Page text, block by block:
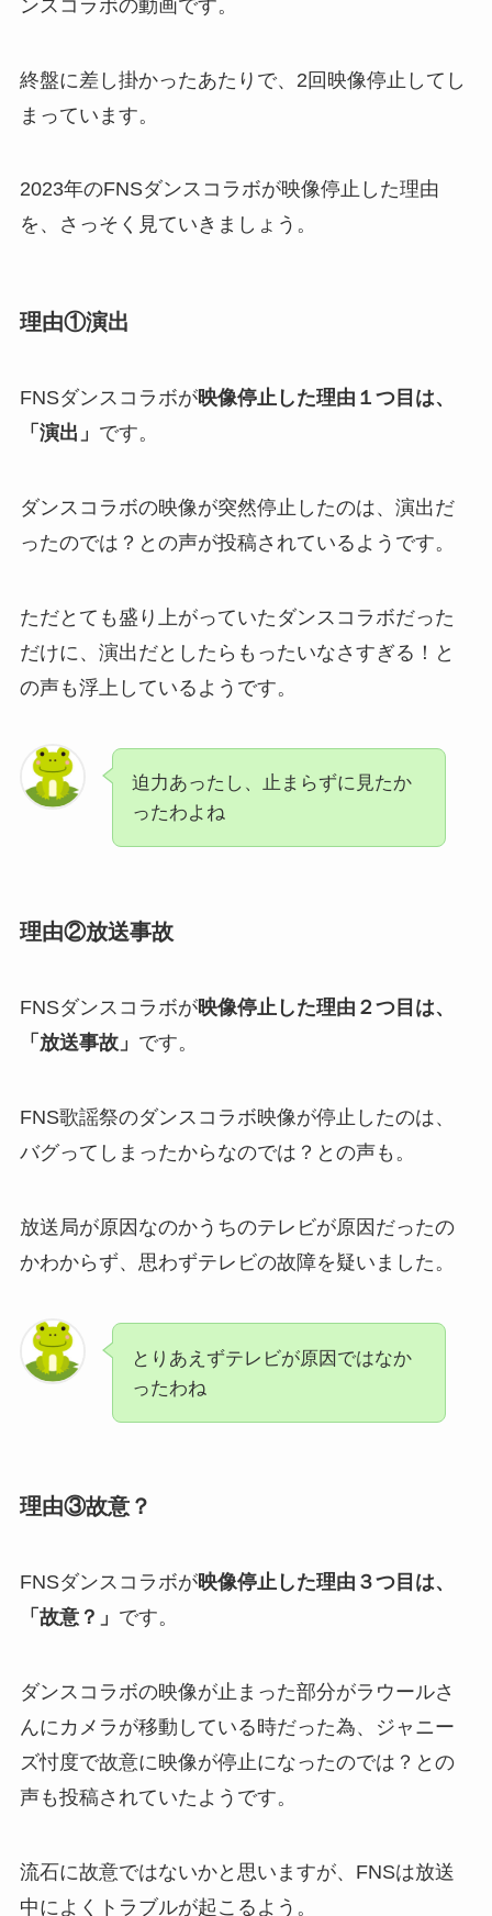
ンスコラボの動画です。
終盤に差し掛かったあたりで、2回映像停止してし
まっています。
2023年のFNSダンスコラボが映像停止した理由
を、さっそく見ていきましょう。
理由①演出
FNSダンスコラボが映像停止した理由１つ目は、
「演出」 です。
ダンスコラボの映像が突然停止したのは、演出だ
ったのでは？との声が投稿されているようです。
ただとても盛り上がっていたダンスコラボだった
だけに、演出だとしたらもったいなさすぎる！と
の声も浮上しているようです。
迫力あったし、止まらずに見たか
ったわよね
理由②放送事故
FNSダンスコラボが映像停止した理由２つ目は、
「放送事故」 です。
FNS歌謡祭のダンスコラボ映像が停止したのは、
バグってしまったからなのでは？との声も。
放送局が原因なのかうちのテレビが原因だったの
かわからず、思わずテレビの故障を疑いました。
とりあえずテレビが原因ではなか
ったわね
理由③故意？
FNSダンスコラボが映像停止した理由３つ目は、
「故意？」 です。
ダンスコラボの映像が止まった部分がラウールさ
んにカメラが移動している時だった為、ジャニー
ズ忖度で故意に映像が停止になったのでは？との
声も投稿されていたようです。
流石に故意ではないかと思いますが、FNSは放送
中によくトラブルが起こるよう。